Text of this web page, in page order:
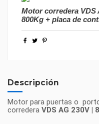
Motor corredera VDS
800Kg + placa de
Descripción
Motor para puertas o
corredera VDS AG 230V |